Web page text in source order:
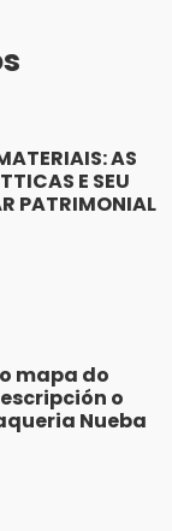
AS
E SEU
PATRIMONIAL
mapa do
o
Nueba